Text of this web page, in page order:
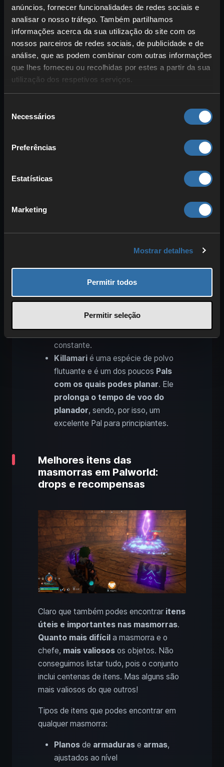
anúncios, fornecer funcionalidades de redes sociais e
analisar o nosso tráfego. Também partilhamos
informações acerca da sua utilização do site com os
nossos parceiros de redes sociais, de publicidade e de
análise, que as podem combinar com outras informações
que lhes forneceu ou recolhidas por estes a partir da sua
utilização dos respetivos serviços.
Necessários
Preferências
Estatísticas
Marketing
Mostrar detalhes
Permitir todos
Permitir seleção
Noct ou Faleris Aqua)
Pals exclusivos das
masmorras de Palworld: Mau
e Killamari
que encontras exclusivamente nas
aparecem apenas nas primeiras
masmorras. Por isso, podes encontrá-los
completares a tua coleção.
! Atribui o Mau a uma
e ele irá gerar ouro de forma
constante.
Killamari é uma espécie de polvo
flutuante e é um dos poucos Pals
com os quais podes planar. Ele
prolonga o tempo de voo do
planador, sendo, por isso, um
excelente Pal para principiantes.
Melhores itens das
masmorras em Palworld:
drops e recompensas
Claro que também podes encontrar itens
úteis e importantes nas masmorras.
Quanto mais difícil a masmorra e o
chefe, mais valiosos os objetos. Não
conseguimos listar tudo, pois o conjunto
inclui centenas de itens. Mas alguns são
mais valiosos do que outros!
Tipos de itens que podes encontrar em
qualquer masmorra:
Planos de armaduras e armas,
ajustados ao nível